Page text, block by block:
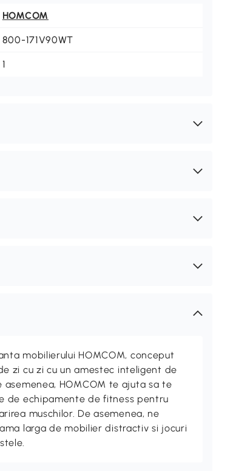
HOMCOM
800-171V90WT
1
mobilierului HOMCOM, conceput
zi cu zi cu un amestec inteligent de
HOMCOM te ajuta sa te
de echipamente de fitness pentru
muschilor. De asemenea, ne
larga de mobilier distractiv si jocuri